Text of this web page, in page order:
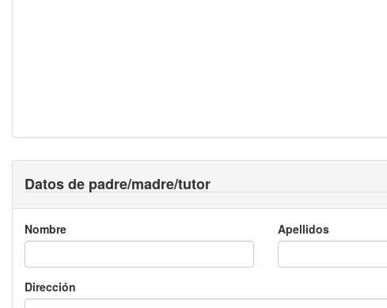
Datos de padre/madre/tutor
Nombre Apellidos
Dirección